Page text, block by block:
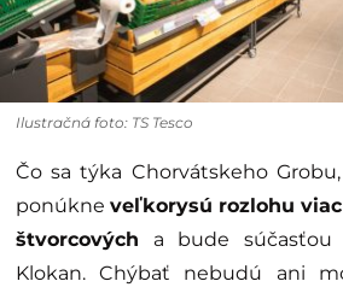
Ilustračná foto: TS Tesco
Čo sa týka Chorvátskeho
ponúkneveľkorysú rozlohu
štvorcových a bude súčasťou
Klokan. Chýbať nebudú ani